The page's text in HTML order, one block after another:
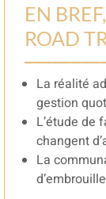
EN
ROAD
La réalité
gestion
L’étude de
changent
La